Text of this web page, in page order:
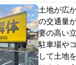
土地が広
の交通量
要の高い
駐車場や
して土地